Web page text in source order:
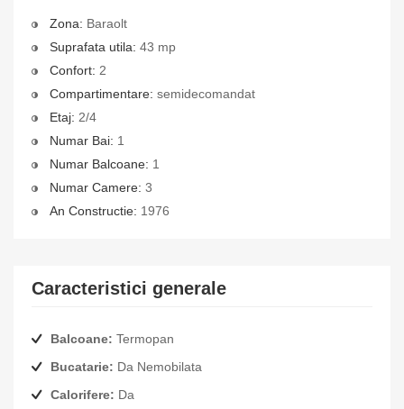
Zona: Baraolt
Suprafata utila: 43 mp
Confort: 2
Compartimentare: semidecomandat
Etaj: 2/4
Numar Bai: 1
Numar Balcoane: 1
Numar Camere: 3
An Constructie: 1976
Caracteristici generale
Balcoane: Termopan
Bucatarie: Da Nemobilata
Calorifere: Da